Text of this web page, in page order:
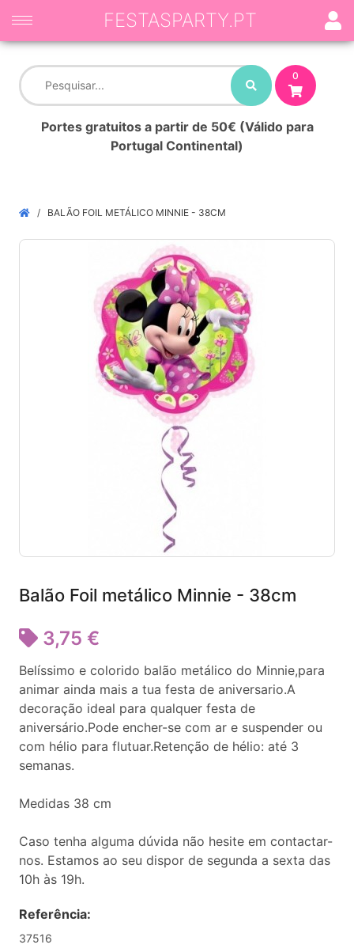
0
Portes gratuitos a partir de 50€ (Válido para
Portugal Continental)
FESTASPARTY.PT
BALÃO FOIL METÁLICO MINNIE - 38CM
Balão Foil metálico Minnie - 38cm
3,75 €
Belíssimo e colorido balão metálico do Minnie,para
animar ainda mais a tua festa de aniversario.A
decoração ideal para qualquer festa de
aniversário.Pode encher-se com ar e suspender ou
com hélio para flutuar.Retenção de hélio: até 3
semanas.
Medidas 38 cm
Caso tenha alguma dúvida não hesite em contactar-
nos. Estamos ao seu dispor de segunda a sexta das
10h às 19h.
Referência:
37516